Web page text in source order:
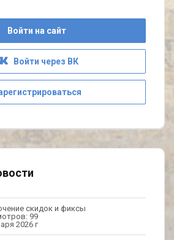
Войти на сайт
Войти через ВК
скидок и фиксы
99
2026 г